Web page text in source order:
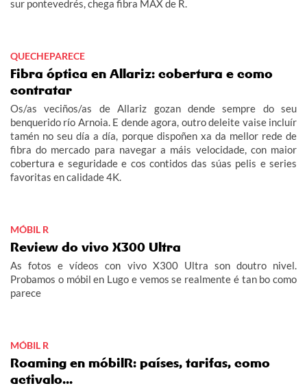
sur pontevedrés, chega fibra MAX de R.
QUECHEPARECE
Fibra óptica en Allariz: cobertura e como
contratar
Os/as veciños/as de Allariz gozan dende sempre do seu
benquerido río Arnoia. E dende agora, outro deleite vaise incluír
tamén no seu día a día, porque dispoñen xa da mellor rede de
fibra do mercado para navegar a máis velocidade, con maior
cobertura e seguridade e cos contidos das súas pelis e series
favoritas en calidade 4K.
MÓBIL R
Review do vivo X300 Ultra
As fotos e vídeos con vivo X300 Ultra son doutro nivel.
Probamos o móbil en Lugo e vemos se realmente é tan bo como
parece
MÓBIL R
Roaming en móbilR: países, tarifas, como
activalo...